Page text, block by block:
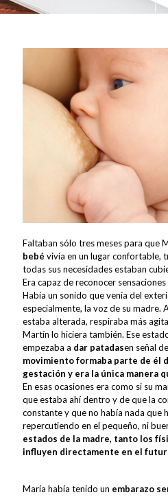
Faltaban sólo tres meses para que
bebé vivía en un lugar confortable,
todas sus necesidades estaban
Era capaz de reconocer
Había un sonido que venía del
especialmente, la voz de su madre.
estaba alterada, respiraba más
Martín lo hiciera también. Ese
empezaba a dar patadasen señal
movimiento formaba parte de él
gestación y era la única manera
En esas ocasiones era como si su
que estaba ahí dentro y de que la
constante y que no había nada que
repercutiendo en el pequeño, ni
estados de la madre, tanto los
influyen directamente en el
María había tenido un embarazo